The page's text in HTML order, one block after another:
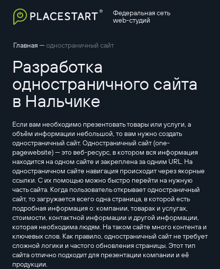
Федеральная сеть
web-студий
Главная—одностраничный сайт
Разработка
одностраничного сайта
в Нальчике
Если вам необходимо презентовать товары или услуги, а
объём информации небольшой, то вам нужно создать
одностраничный сайт. Одностраничный сайт (one-
pagewebsite) — это веб-ресурс, в котором вся информация
находится на одном сайте и закреплена за одним URL. На
одностраничном сайте навигация происходит через якорные
ссылки. С их помощью можно быстро перейти на нужную
часть сайта. Когда пользователь открывает одностраничный
сайт, то загружается всего одна страница, в которой есть
подробная информация о: компании, товарах и услугах,
стоимости, контактной информации и другой информации,
которая необходима людям. На таком сайте много контента и
ключевых слов. Как правило, одностраничный сайт не требует
сложной логики и частого обновления страницы. Этот тип
сайта отлично подходит для презентации компании и её
продукции.